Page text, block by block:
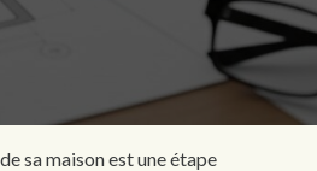
sa maison est une étape